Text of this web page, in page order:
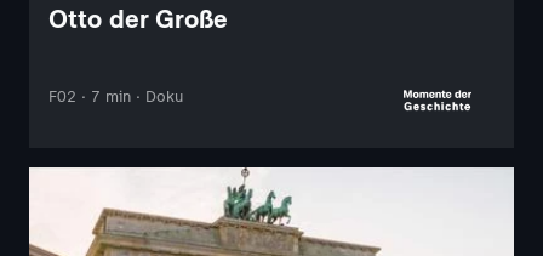
Otto der Große
F02 · 7 min · Doku